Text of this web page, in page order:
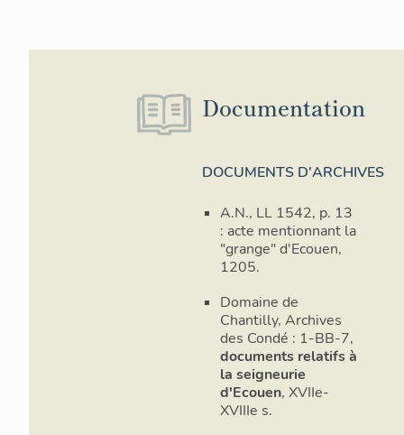
Documentation
DOCUMENTS D'ARCHIVES
A.N., LL 1542, p. 13
: acte mentionnant la
"grange" d'Ecouen,
1205.
Domaine de
Chantilly, Archives
des Condé : 1-BB-7,
documents relatifs à
la seigneurie
d'Ecouen, XVIIe-
XVIIIe s.